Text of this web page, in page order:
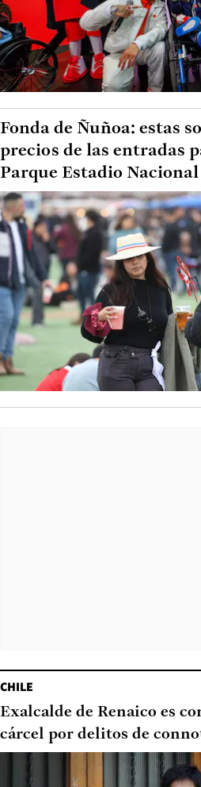
Fonda de Ñuñoa: estas
precios de las entradas
Parque Estadio Nacional
CHILE
Exalcalde de Renaico es
cárcel por delitos de